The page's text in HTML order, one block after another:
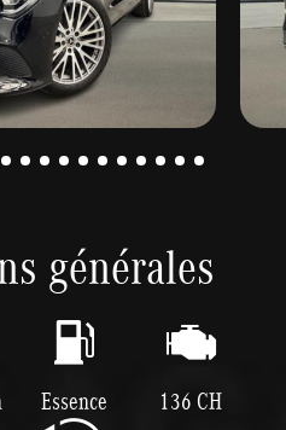
générales
Essence 136 CH